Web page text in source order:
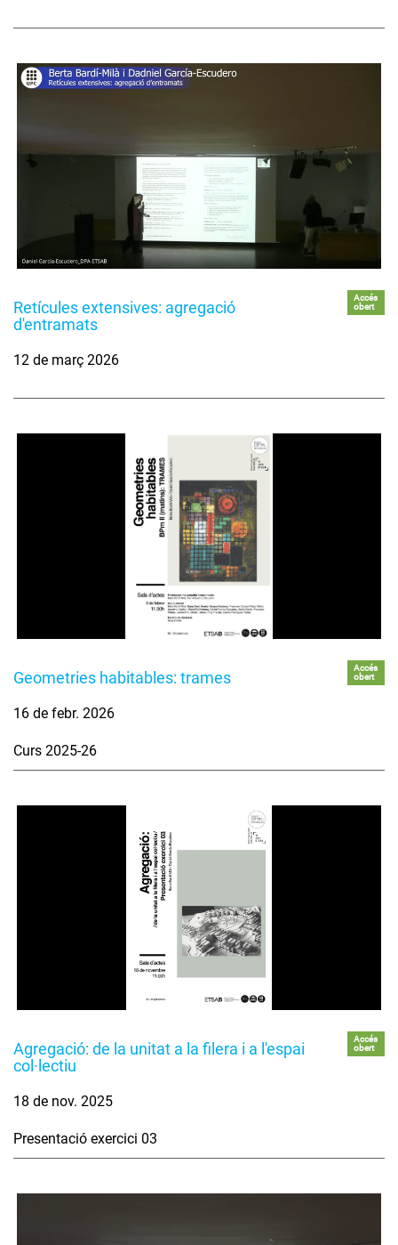
Retícules extensives: agregació
d'entramats
Accés
obert
12 de març 2026
Geometries habitables: trames
Accés
obert
16 de febr. 2026
Curs 2025-26
Agregació: de la unitat a la filera i a l'espai
col·lectiu
Accés
obert
18 de nov. 2025
Presentació exercici 03